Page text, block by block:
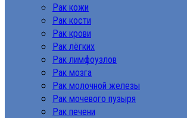
Рак кожи
Рак кости
Рак крови
Рак лёгких
Рак лимфоузлов
Рак мозга
Рак молочной железы
Рак мочевого пузыря
Рак печени